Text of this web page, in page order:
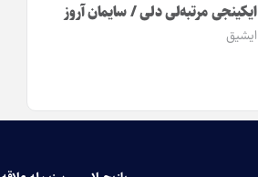
ایکینجی مرتبه‌لی دلی / سایمان آروز
ایشیق